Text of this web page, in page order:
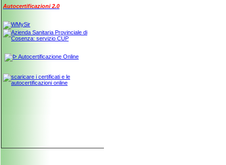
Autocertificazioni 2.0